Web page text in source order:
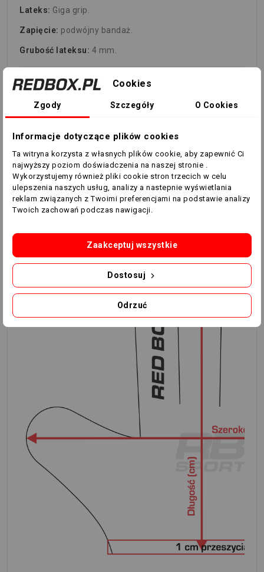
Lateks: Giga grip.
Zapięcie: podwójny bandaż.
Grubość lateksu: 4 mm.
TABELA ROZMIARÓW
RĘKAWICE BRAMKARSKIE RED BOX | RBSPORT
ROZMIAR 4 5 7
DŁUGOŚĆ
(cm)
14 15 15,5 16 16,5
(cm)
Cookies
Zgody Szczegóły O Cookies
Informacje dotyczące plików cookies
Ta witryna korzysta z własnych plików cookie, aby zapewnić Ci
najwyższy poziom doświadczenia na naszej stronie .
Wykorzystujemy również pliki cookie stron trzecich w celu
ulepszenia naszych usług, analizy a nastepnie wyświetlania
reklam związanych z Twoimi preferencjami na podstawie analizy
Twoich zachowań podczas nawigacji.
Odrzuć
Dostosuj
Zaakceptuj wszystkie